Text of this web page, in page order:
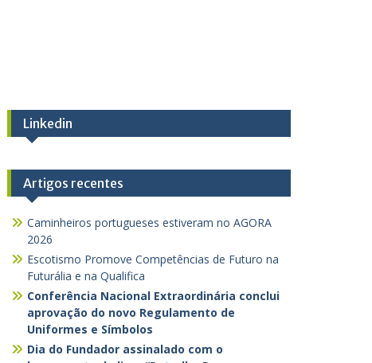
Linkedin
Artigos recentes
Caminheiros portugueses estiveram no AGORA
2026
Escotismo Promove Competências de Futuro na
Futurália e na Qualifica
Conferência Nacional Extraordinária conclui
aprovação do novo Regulamento de
Uniformes e Símbolos
Dia do Fundador assinalado com o